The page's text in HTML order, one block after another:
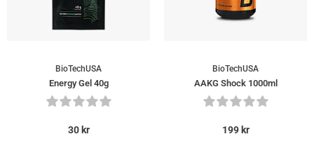
BioTechUSA
Energy Gel 40g
30kr
BioTechUSA
AAKG Shock 1000ml
199kr